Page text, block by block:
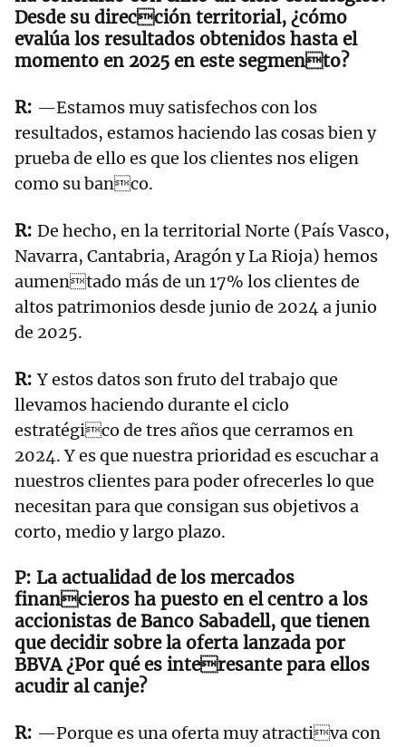
Desde su dirección territorial, ¿cómo
evalúa los resultados obtenidos hasta el
momento en 2025 en este segmento?
—Estamos muy satisfechos con los
resultados, estamos haciendo las cosas bien y
prueba de ello es que los clientes nos eligen
como su banco.
De hecho, en la territorial Norte (País Vasco,
Navarra, Cantabria, Aragón y La Rioja) hemos
aumentado más de un 17% los clientes de
altos patrimonios desde junio de 2024 a junio
de 2025.
Y estos datos son fruto del trabajo que
llevamos haciendo durante el ciclo
estratégico de tres años que cerramos en
2024. Y es que nuestra prioridad es escuchar a
nuestros clientes para poder ofrecerles lo que
necesitan para que consigan sus objetivos a
corto, medio y largo plazo.
La actualidad de los mercados
financieros ha puesto en el centro a los
accionistas de Banco Sabadell, que tienen
que decidir sobre la oferta lanzada por
BBVA ¿Por qué es interesante para ellos
acudir al canje?
—Porque es una oferta muy atractiva con